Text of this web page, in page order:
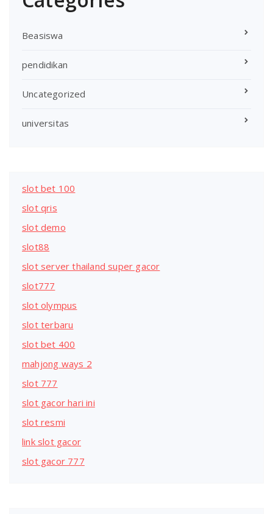
Beasiswa
pendidikan
Uncategorized
universitas
slot bet 100
slot qris
slot demo
slot88
slot server thailand super gacor
slot777
slot olympus
slot terbaru
slot bet 400
mahjong ways 2
slot 777
slot gacor hari ini
slot resmi
link slot gacor
slot gacor 777